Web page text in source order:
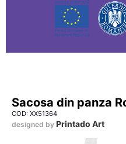
Sacosa din panza
COD: XX51364
designed by Printado Art